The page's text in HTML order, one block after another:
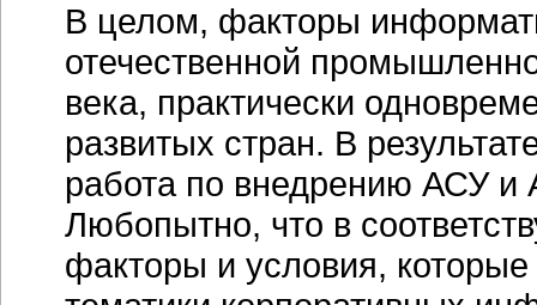
В целом, факторы
отечественной
века, практически
развитых стран. В
работа по внедрению АСУ и
Любопытно, что в
факторы и условия,